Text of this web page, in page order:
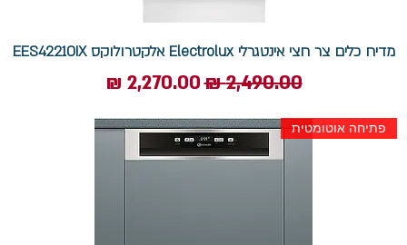
מדיח כלים צר חצי אינטגרלי Electrolux אלקטרולוקס EES42210IX
מחיר רגיל‏2,490.00 ‏₪ מחיר מבצע
פתיחה אוטומטית